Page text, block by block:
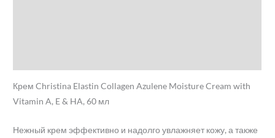
Крем Christina Elastin Collagen Azulene Moisture Cream with
Vitamin A, E & HA, 60 мл
Нежный крем эффективно и надолго увлажняет кожу, а также